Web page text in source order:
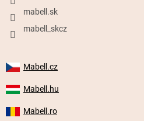
mabell.sk
mabell_skcz
Mabell.cz
Mabell.hu
Mabell.ro